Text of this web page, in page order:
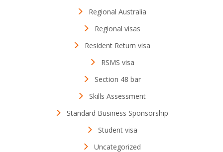
Regional Australia
Regional visas
Resident Return visa
RSMS visa
Section 48 bar
Skills Assessment
Standard Business Sponsorship
Student visa
Uncategorized